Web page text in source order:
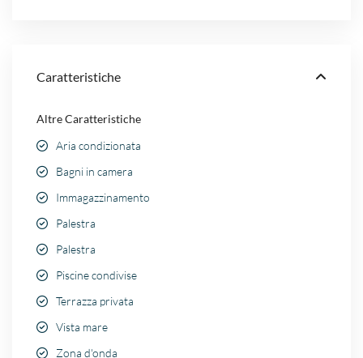
Caratteristiche
Altre Caratteristiche
Aria condizionata
Bagni in camera
Immagazzinamento
Palestra
Palestra
Piscine condivise
Terrazza privata
Vista mare
Zona d'onda